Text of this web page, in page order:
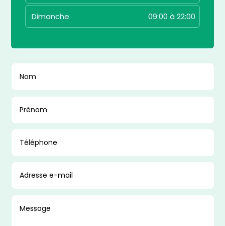
Dimanche 09:00 à 22:00